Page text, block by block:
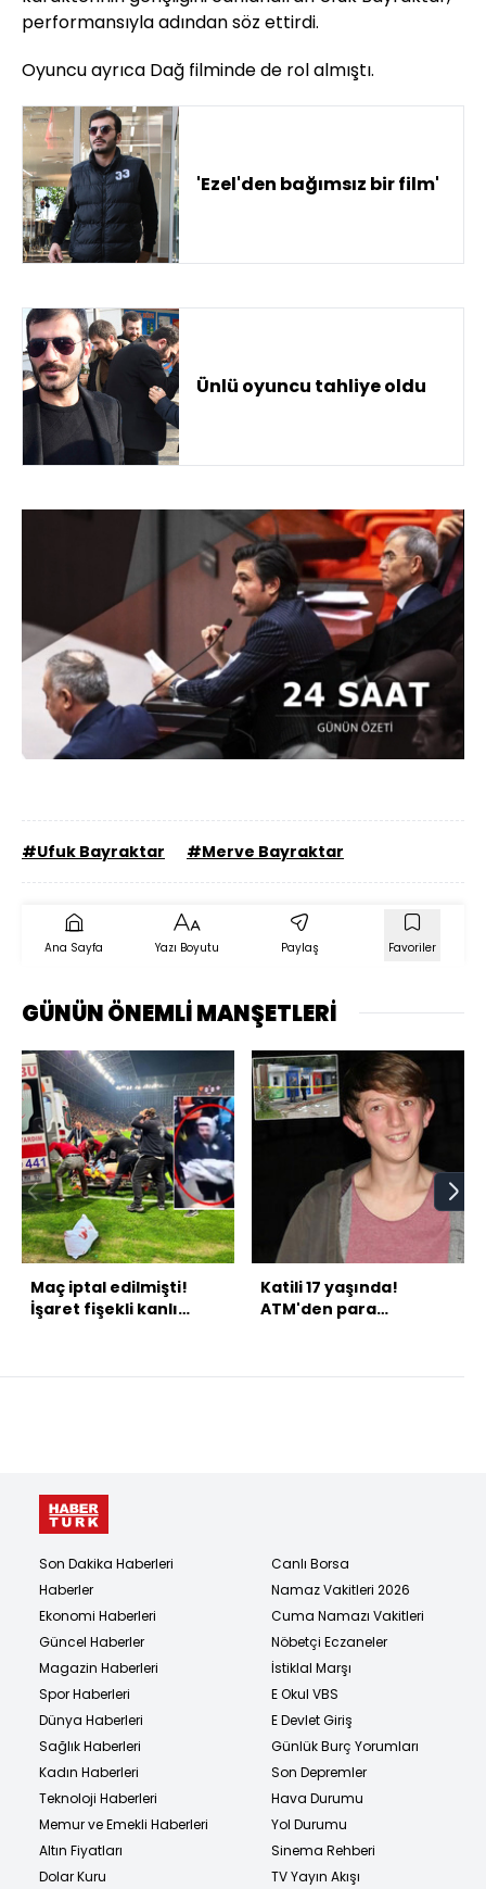
performansıyla adından söz ettirdi.
Oyuncu ayrıca Dağ filminde de rol almıştı.
'Ezel'den bağımsız bir film'
Ünlü oyuncu tahliye oldu
Sesi
Aç
Yüklendi:
97.15%
Oynatma
Hızı
#Ufuk Bayraktar #Merve Bayraktar
Ana Sayfa Yazı Boyutu Paylaş Favoriler
GÜNÜN ÖNEMLİ MANŞETLERİ
Maç iptal edilmişti!
İşaret fişekli kanlı
Katili 17 yaşında!
ATM'den para
Son Dakika Haberleri
Haberler
Ekonomi Haberleri
Güncel Haberler
Magazin Haberleri
Spor Haberleri
Dünya Haberleri
Sağlık Haberleri
Kadın Haberleri
Teknoloji Haberleri
Memur ve Emekli Haberleri
Altın Fiyatları
Dolar Kuru
Canlı Borsa
Namaz Vakitleri 2026
Cuma Namazı Vakitleri
Nöbetçi Eczaneler
İstiklal Marşı
E Okul VBS
E Devlet Giriş
Günlük Burç Yorumları
Son Depremler
Hava Durumu
Yol Durumu
Sinema Rehberi
TV Yayın Akışı